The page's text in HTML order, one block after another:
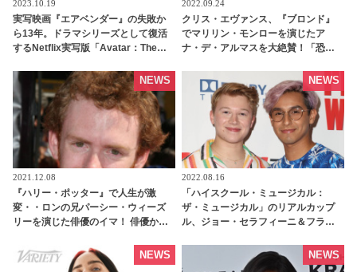
2023.10.19
実写映画『エアベンダー』の失敗か
ら13年。ドラマシリーズとして復活
するNetflix実写版「Avatar：The
写真が5枚登場［写真あり］
2022.09.24
クリス・エヴァンス、『ブロンド』
でマリリン・モンローを演じたア
ナ・デ・アルマスを大絶賛！「恐怖
に・・・」 - tvgroove
2021.12.08
『ハリー・ポッター』で人生が激
変・・ロンの兄パーシー・ウィーズ
リーを演じた俳優のイマ！ 俳優から
リポタ』関連の仕事にも携わってい
た - tvgroove
NEWS
2022.08.16
「ハイスクール・ミュージカル：
ザ・ミュージカル」のリアルカップ
ル、ジョー・セラフィーニ＆フラン
ュエット！ 実生活でもラブラブっぷ
りを発揮［動画あり］ - tvgroove
NEWS
NEWS NEWS